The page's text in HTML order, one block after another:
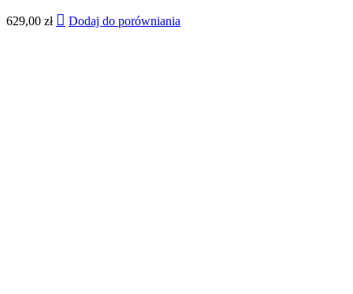
629,00 zł Dodaj do porówniania